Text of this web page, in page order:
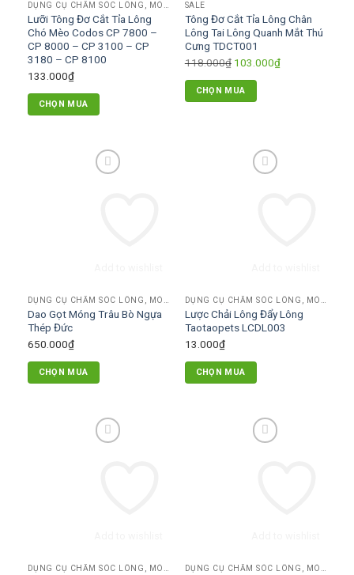
thể
được
chọn
trên
trang
sản
phẩm
Lưỡi Tông Đơ Cắt Tỉa Lông
Chó Mèo Codos CP 7800 –
CP 8000 – CP 3100 – CP
3180 – CP 8100
133.000₫
CHỌN MUA
SALE
Tông Đơ Cắt Tỉa Lông Chân
Lông Tai Lông Quanh Mắt Thú
Cưng TDCT001
118.000₫ Giá
gốc
là:
103.000₫Giá
CHỌN MUA
DỤNG CỤ CHĂM SÓC LÔNG, MÓNG
Dao Gọt Móng Trâu Bò Ngựa
Thép Đức
650.000₫
CHỌN MUA
DỤNG CỤ CHĂM SÓC LÔNG, MÓNG
Lược Chải Lông Đẩy Lông
Taotaopets LCDL003
13.000₫
CHỌN MUA
DỤNG CỤ CHĂM SÓC LÔNG, MÓNG DỤNG CỤ CHĂM SÓC LÔNG, MÓNG